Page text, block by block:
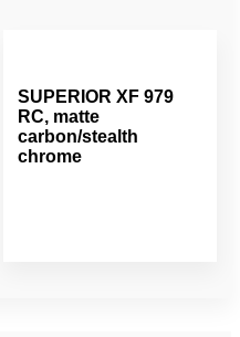
SUPERIOR XF 979
RC, matte
carbon/stealth
chrome